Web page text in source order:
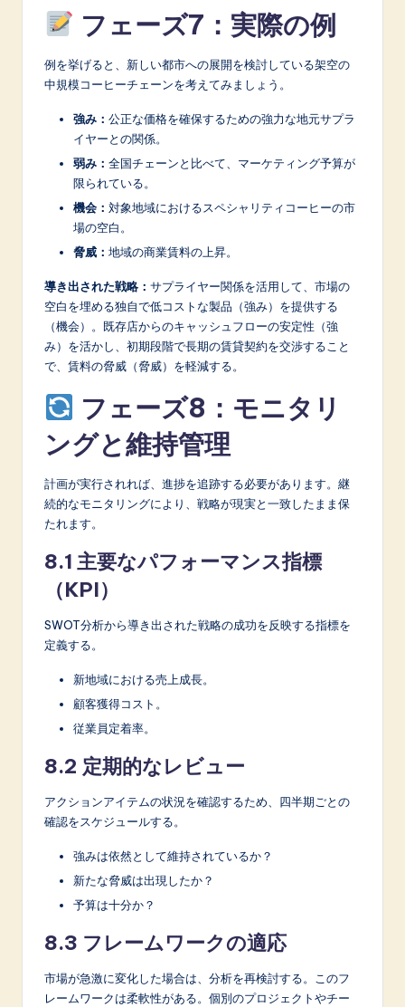
フェーズ7：実際の例
例を挙げると、新しい都市への展開を検討している架空の
中規模コーヒーチェーンを考えてみましょう。
強み： 公正な価格を確保するための強力な地元サプラ
イヤーとの関係。
弱み： 全国チェーンと比べて、マーケティング予算が
限られている。
機会： 対象地域におけるスペシャリティコーヒーの市
場の空白。
脅威： 地域の商業賃料の上昇。
導き出された戦略： サプライヤー関係を活用して、市場の
空白を埋める独自で低コストな製品（強み）を提供する
（機会）。既存店からのキャッシュフローの安定性（強
み）を活かし、初期段階で長期の賃貸契約を交渉すること
で、賃料の脅威（脅威）を軽減する。
フェーズ8：モニタリ
ングと維持管理
計画が実行されれば、進捗を追跡する必要があります。継
続的なモニタリングにより、戦略が現実と一致したまま保
たれます。
8.1 主要なパフォーマンス指標
（KPI）
SWOT分析から導き出された戦略の成功を反映する指標を
定義する。
新地域における売上成長。
顧客獲得コスト。
従業員定着率。
8.2 定期的なレビュー
アクションアイテムの状況を確認するため、四半期ごとの
確認をスケジュールする。
強みは依然として維持されているか？
新たな脅威は出現したか？
予算は十分か？
8.3 フレームワークの適応
市場が急激に変化した場合は、分析を再検討する。このフ
レームワークは柔軟性がある。個別のプロジェクトやチー